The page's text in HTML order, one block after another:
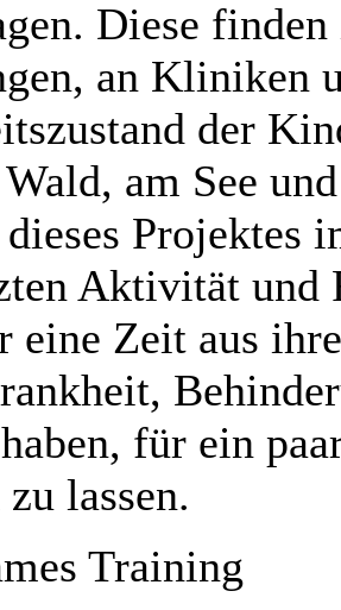
Diese
an Kliniken
der
am See
Projektes
Aktivität und
eine Zeit aus
für ein
lassen.
Training